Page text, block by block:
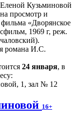
Кузьминовой
просмотр и
«Дворянское
1969 г, реж.
романа И.С.
24 января, в
1, зал № 12
16+